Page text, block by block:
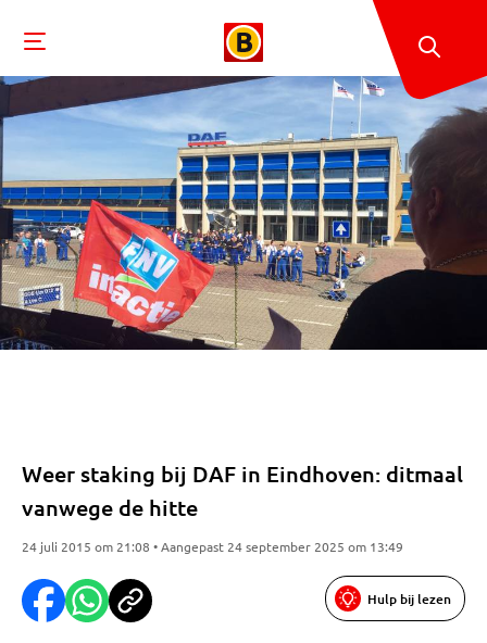
Weer staking bij DAF in Eindhoven: ditmaal
vanwege de hitte
24 juli 2015 om 21:08 • Aangepast 24 september 2025 om 13:49
Hulp bij lezen